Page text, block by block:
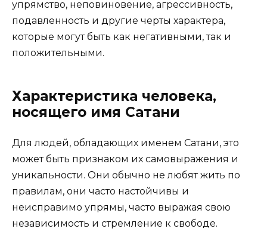
упрямство, неповиновение, агрессивность,
подавленность и другие черты характера,
которые могут быть как негативными, так и
положительными.
Характеристика человека,
носящего имя Сатани
Для людей, обладающих именем Сатани, это
может быть признаком их самовыражения и
уникальности. Они обычно не любят жить по
правилам, они часто настойчивы и
неисправимо упрямы, часто выражая свою
независимость и стремление к свободе.